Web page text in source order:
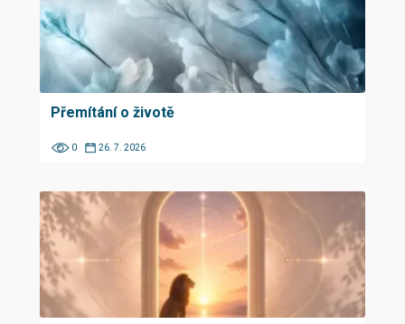
Přemítání o životě
0 26. 7. 2026